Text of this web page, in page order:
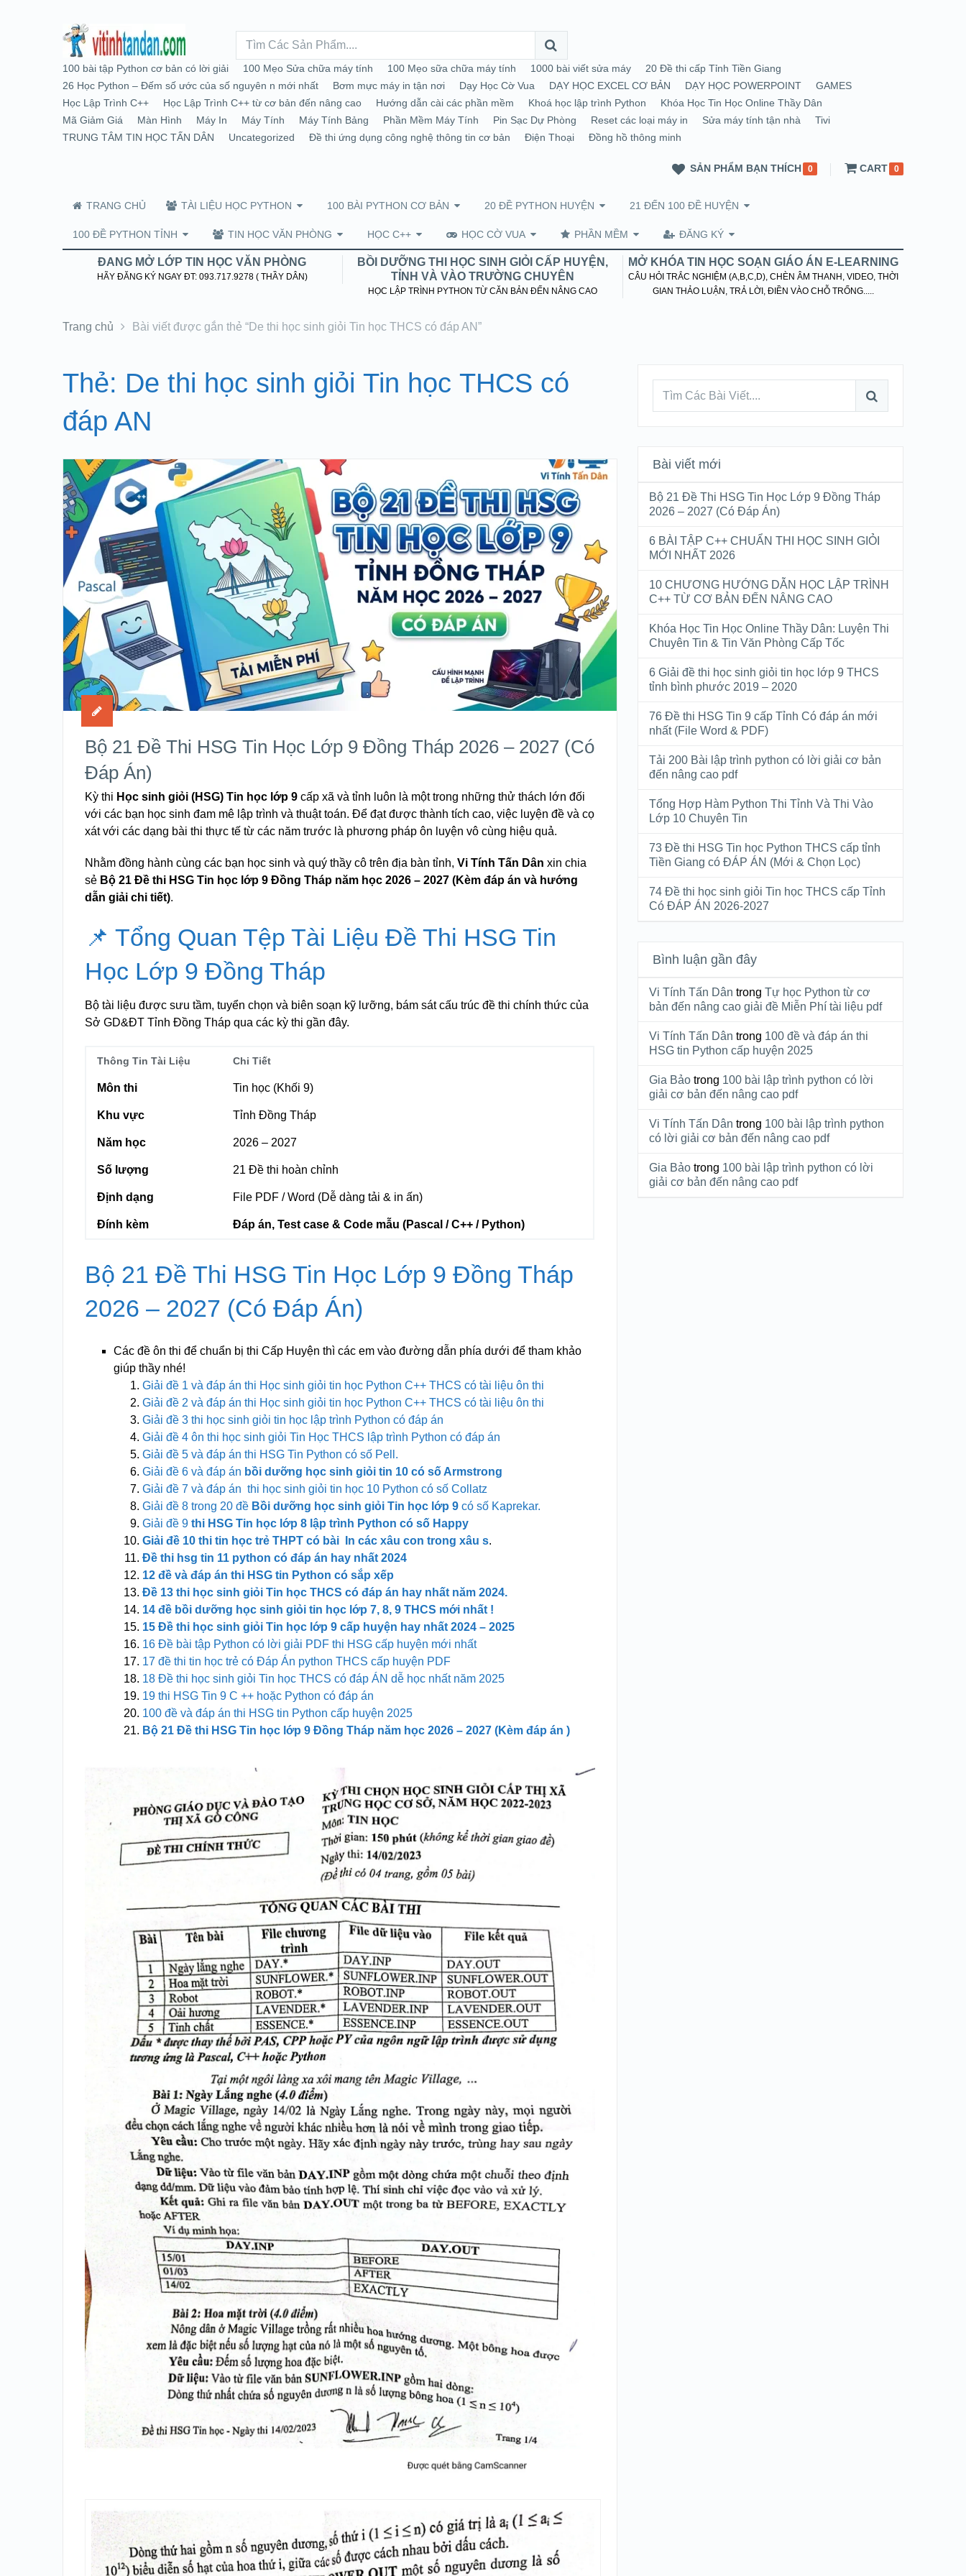
100 bài tập Python cơ bản có lời giải 100 Mẹo Sửa chữa máy tính 100 Mẹo sữa chữa máy tính 1000 bài viết sửa máy
20 Đề thi cấp Tỉnh Tiền Giang
26 Học Python – Đếm số ước của số nguyên n mới nhất
Bơm mực máy in tận nơi Dạy Học Cờ Vua DẠY HỌC EXCEL CƠ BẢN DẠY HỌC POWERPOINT
GAMES
Học Lập Trình C++
Học Lập Trình C++ từ cơ bản đến nâng cao Hướng dẫn cài các phần mềm Khoá học lập trình Python
Khóa Học Tin Học Online Thầy Dân
Mã Giảm Giá
Màn Hình Máy In Máy Tính Máy Tính Bảng Phần Mềm Máy Tính Pin Sạc Dự Phòng Reset các loại máy in Sửa máy tính tận nhà
Tivi
TRUNG TÂM TIN HỌC TẤN DÂN
Uncategorized Đề thi ứng dụng công nghệ thông tin cơ bản Điện Thoại Đồng hồ thông minh
SẢN PHẨM BẠN THÍCH 0 CART 0
TRANG CHỦ TÀI LIỆU HỌC PYTHON 100 BÀI PYTHON CƠ BẢN 20 ĐỀ PYTHON HUYỆN 21 ĐẾN 100 ĐỀ HUYỆN
100 ĐỀ PYTHON TỈNH TIN HỌC VĂN PHÒNG HỌC C++ HỌC CỜ VUA PHẦN MỀM ĐĂNG KÝ
ĐANG MỞ LỚP TIN HỌC VĂN PHÒNG
HÃY ĐĂNG KÝ NGAY ĐT: 093.717.9278 ( THẦY DÂN)
BỒI DƯỠNG THI HỌC SINH GIỎI CẤP HUYỆN,
TỈNH VÀ VÀO TRƯỜNG CHUYÊN
HỌC LẬP TRÌNH PYTHON TỪ CĂN BẢN ĐẾN NÂNG CAO
MỞ KHÓA TIN HỌC SOẠN GIÁO ÁN E-LEARNING
CÂU HỎI TRẮC NGHIỆM (A,B,C,D), CHÈN ÂM THANH, VIDEO, THỜI
GIAN THẢO LUẬN, TRẢ LỜI, ĐIỀN VÀO CHỖ TRỐNG.....
Trang chủ Bài viết được gắn thẻ “De thi học sinh giỏi Tin học THCS có đáp AN”
Thẻ: De thi học sinh giỏi Tin học THCS có
đáp AN
Bộ 21 Đề Thi HSG Tin Học Lớp 9 Đồng Tháp 2026 – 2027 (Có
Đáp Án)
Kỳ thi Học sinh giỏi (HSG) Tin học lớp 9 cấp xã và tỉnh luôn là một trong những thử thách lớn đối
với các bạn học sinh đam mê lập trình và thuật toán. Để đạt được thành tích cao, việc luyện đề và cọ
xát với các dạng bài thi thực tế từ các năm trước là phương pháp ôn luyện vô cùng hiệu quả.
Nhằm đồng hành cùng các bạn học sinh và quý thầy cô trên địa bàn tỉnh,Vi Tính Tấn Dân xin chia
sẻ Bộ 21 Đề thi HSG Tin học lớp 9 Đồng Tháp năm học 2026 – 2027 (Kèm đáp án và hướng
dẫn giải chi tiết).
📌 Tổng Quan Tệp Tài Liệu Đề Thi HSG Tin
Học Lớp 9 Đồng Tháp
Bộ tài liệu được sưu tầm, tuyển chọn và biên soạn kỹ lưỡng, bám sát cấu trúc đề thi chính thức của
Sở GD&ĐT Tỉnh Đồng Tháp qua các kỳ thi gần đây.
Thông Tin Tài Liệu Chi Tiết
Môn thi Tin học (Khối 9)
Khu vực Tỉnh Đồng Tháp
Năm học 2026 – 2027
Số lượng 21 Đề thi hoàn chỉnh
Định dạng File PDF / Word (Dễ dàng tải & in ấn)
Đính kèm Đáp án, Test case & Code mẫu (Pascal / C++ / Python)
Bộ 21 Đề Thi HSG Tin Học Lớp 9 Đồng Tháp
2026 – 2027 (Có Đáp Án)
Các đề ôn thi để chuẩn bị thi Cấp Huyện thì các em vào đường dẫn phía dưới để tham khảo
giúp thầy nhé!
Giải đề 1 và đáp án thi Học sinh giỏi tin học Python C++ THCS có tài liệu ôn thi
Giải đề 2 và đáp án thi Học sinh giỏi tin học Python C++ THCS có tài liệu ôn thi
Giải đề 3 thi học sinh giỏi tin học lập trình Python có đáp án
Giải đề 4 ôn thi học sinh giỏi Tin Học THCS lập trình Python có đáp án
Giải đề 5 và đáp án thi HSG Tin Python có số Pell.
Giải đề 6 và đáp án bồi dưỡng học sinh giỏi tin 10 có số Armstrong
Giải đề 7 và đáp án thi học sinh giỏi tin học 10 Python có số Collatz
Giải đề 8 trong 20 đề Bồi dưỡng học sinh giỏi Tin học lớp 9 có số Kaprekar.
Giải đề 9thi HSG Tin học lớp 8 lập trình Python có số Happy
Giải đề 10 thi tin học trẻ THPT có bài In các xâu con trong xâu s.
Đề thi hsg tin 11 python có đáp án hay nhất 2024
12 đề và đáp án thi HSG tin Python có sắp xếp
Đề 13 thi học sinh giỏi Tin học THCS có đáp án hay nhất năm 2024.
14 đề bồi dưỡng học sinh giỏi tin học lớp 7, 8, 9 THCS mới nhất !
15 Đề thi học sinh giỏi Tin học lớp 9 cấp huyện hay nhất 2024 – 2025
16 Đề bài tập Python có lời giải PDF thi HSG cấp huyện mới nhất
17 đề thi tin học trẻ có Đáp Án python THCS cấp huyện PDF
18 Đề thi học sinh giỏi Tin học THCS có đáp ÁN dễ học nhất năm 2025
19 thi HSG Tin 9 C ++ hoặc Python có đáp án
100 đề và đáp án thi HSG tin Python cấp huyện 2025
Bộ 21 Đề thi HSG Tin học lớp 9 Đồng Tháp năm học 2026 – 2027 (Kèm đáp án )
Bài viết mới
Bộ 21 Đề Thi HSG Tin Học Lớp 9 Đồng Tháp
2026 – 2027 (Có Đáp Án)
6 BÀI TẬP C++ CHUẨN THI HỌC SINH GIỎI
MỚI NHẤT 2026
10 CHƯƠNG HƯỚNG DẪN HỌC LẬP TRÌNH
C++ TỪ CƠ BẢN ĐẾN NÂNG CAO
Khóa Học Tin Học Online Thầy Dân: Luyện Thi
Chuyên Tin & Tin Văn Phòng Cấp Tốc
6 Giải đề thi học sinh giỏi tin học lớp 9 THCS
tỉnh bình phước 2019 – 2020
76 Đề thi HSG Tin 9 cấp Tỉnh Có đáp án mới
nhất (File Word & PDF)
Tải 200 Bài lập trình python có lời giải cơ bản
đến nâng cao pdf
Tổng Hợp Hàm Python Thi Tỉnh Và Thi Vào
Lớp 10 Chuyên Tin
73 Đề thi HSG Tin học Python THCS cấp tỉnh
Tiền Giang có ĐÁP ÁN (Mới & Chọn Lọc)
74 Đề thi học sinh giỏi Tin học THCS cấp Tỉnh
Có ĐÁP ÁN 2026-2027
Bình luận gần đây
Vi Tính Tấn Dân trongTự học Python từ cơ
bản đến nâng cao giải đề Miễn Phí tài liệu pdf
Vi Tính Tấn Dân trong 100 đề và đáp án thi
HSG tin Python cấp huyện 2025
Gia Bảo trong 100 bài lập trình python có lời
giải cơ bản đến nâng cao pdf
Vi Tính Tấn Dân trong 100 bài lập trình python
có lời giải cơ bản đến nâng cao pdf
Gia Bảo trong 100 bài lập trình python có lời
giải cơ bản đến nâng cao pdf